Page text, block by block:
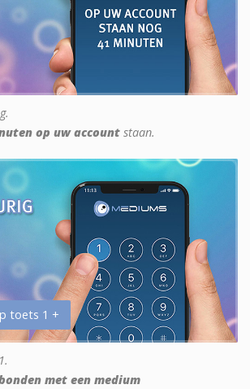
op uw account staan.
toets 1 +
met een medium